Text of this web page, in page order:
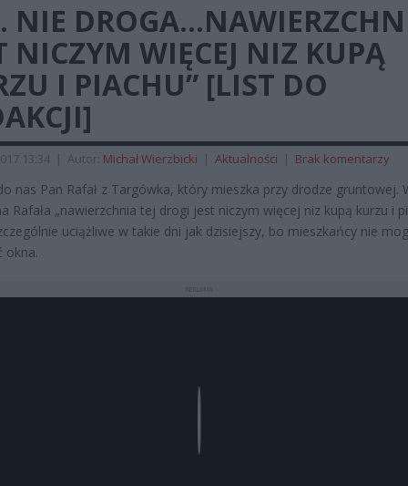
NIE
NICZYM WIĘCEJ NIZ KUPĄ
I PIACHU” [LIST DO
13:34 | Autor: Michał Wierzbicki | Aktualności | Brak komentarzy
nas Pan Rafał z Targówka, który mieszka przy drodze gruntowej.
Rafała „nawierzchnia tej drogi jest niczym więcej niz kupą kurzu i
uciążliwe w takie dni jak dzisiejszy, bo mieszkańcy nie
okna.